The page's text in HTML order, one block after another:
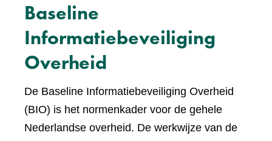
Baseline
Informatiebeveiliging
Overheid
De Baseline Informatiebeveiliging Overheid
(BIO) is het normenkader voor de gehele
Nederlandse overheid. De werkwijze van de